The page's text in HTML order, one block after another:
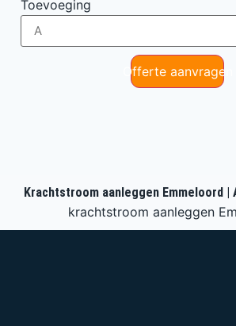
Toevoeging
Offerte aanvragen
Krachtstroom aanleggen Emmeloord |
krachtstroom aanleggen